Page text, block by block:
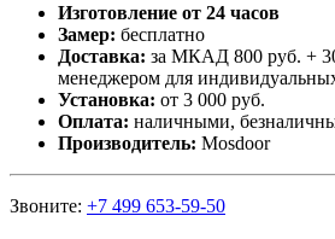
Изготовление от 24 часов
Замер: бесплатно
Доставка: за МКАД 800 руб. +
менеджером для
Установка: от 3 000 руб.
Оплата: наличными,
Производитель: Mosdoor
Звоните: +7 499 653-59-50